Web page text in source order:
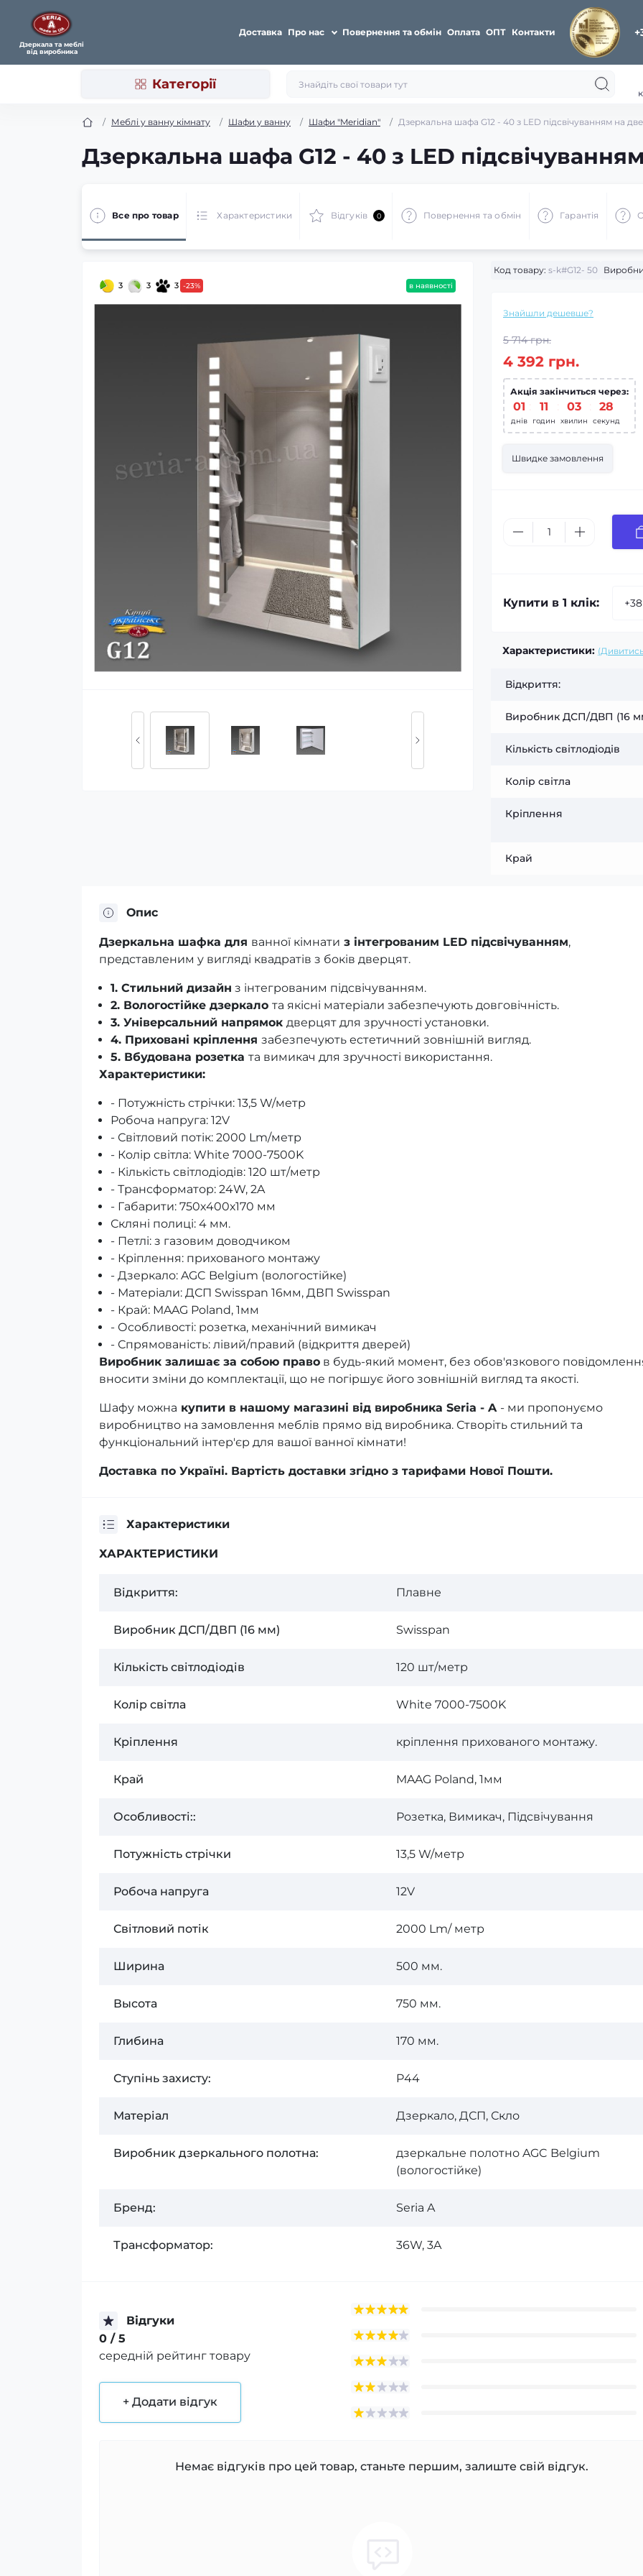
Дзеркала та меблі
від виробника
Доставка Про нас Повернення та обмін Оплата ОПТ Контакти
Категорії
Меблі у ванну кімнату Шафи у ванну Шафи "Meridian" Дзеркальна шафа G12 - 40 з LED підсвічуванням на
Дзеркальна шафа G12 - 40 з LED
Все про товар Характеристики Відгуків 0 Повернення та обмін Гарантія
3 3 3 -23% в наявності
Код товару: s-k#G12- 50
Знайшли дешевше?
5 714 грн.
4 392 грн.
Акція закінчиться через:
01
днів
11
годин
03
хвилин
27
секунд
Швидке замовлення
Купити в 1 клік:
Характеристики:
Відкриття:
Виробник ДСП/ДВП (16
Кількість світлодіодів
Колір світла
Кріплення
Край
Опис
Дзеркальна шафка для ванної кімнати з інтегрованим LED підсвічуванням,
представленим у вигляді квадратів з боків дверцят.
1. Стильний дизайн з інтегрованим підсвічуванням.
2. Вологостійке дзеркало та якісні матеріали забезпечують довговічність.
3. Універсальний напрямок дверцят для зручності установки.
4. Приховані кріплення забезпечують естетичний зовнішній вигляд.
5. Вбудована розетка та вимикач для зручності використання.
Характеристики:
- Потужність стрічки: 13,5 W/метр
Робоча напруга: 12V
- Світловий потік: 2000 Lm/метр
- Колір світла: White 7000-7500K
- Кількість світлодіодів: 120 шт/метр
- Трансформатор: 24W, 2A
- Габарити: 750х400х170 мм
Скляні полиці: 4 мм.
- Петлі: з газовим доводчиком
- Кріплення: прихованого монтажу
- Дзеркало: AGC Belgium (вологостійке)
- Матеріали: ДСП Swisspan 16мм, ДВП Swisspan
- Край: MAAG Poland, 1мм
- Особливості: розетка, механічний вимикач
- Спрямованість: лівий/правий (відкриття дверей)
Виробник залишає за собою право в будь-який момент, без обов'язкового
вносити зміни до комплектації, що не погіршує його зовнішній вигляд та якості.
Шафу можна купити в нашому магазині від виробника Seria - A - ми пропонуємо
виробництво на замовлення меблів прямо від виробника. Створіть стильний та
функціональний інтер'єр для вашої ванної кімнати!
Доставка по Україні. Вартість доставки згідно з тарифами Нової Пошти.
Характеристики
ХАРАКТЕРИСТИКИ
Відкриття: Плавне
Виробник ДСП/ДВП (16 мм) Swisspan
Кількість світлодіодів 120 шт/метр
Колір світла White 7000-7500K
Кріплення кріплення прихованого монтажу.
Край MAAG Poland, 1мм
Особливості:: Розетка, Вимикач, Підсвічування
Потужність стрічки 13,5 W/метр
Робоча напруга 12V
Світловий потік 2000 Lm/ метр
Ширина 500 мм.
Высота 750 мм.
Глибина 170 мм.
Ступінь захисту: P44
Матеріал Дзеркало, ДСП, Скло
Виробник дзеркального полотна:
дзеркальне полотно AGC Belgium
(вологостійке)
Бренд: Seria A
Трансформатор: 36W, 3A
Відгуки
0 / 5
середній рейтинг товару
+ Додати відгук
Немає відгуків про цей товар, станьте першим, залиште свій відгук.